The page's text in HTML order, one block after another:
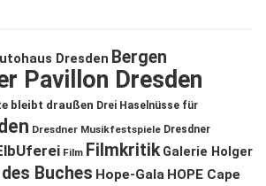
Dresden Bergen
Pavillon Dresden
bleibt draußen Drei Haselnüsse für
Dresdner Musikfestspiele Dresdner
Film Filmkritik Galerie Holger
Buches Hope-Gala HOPE Cape